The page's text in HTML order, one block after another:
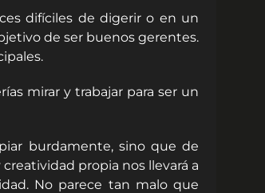
difíciles de digerir o en un
de ser buenos gerentes.
mirar y trabajar para ser un
burdamente, sino que de
propia nos llevará a
No parece tan malo que